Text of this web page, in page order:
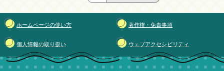
ホームページの使い方 著作権・免責事項
個人情報の取り扱い ウェブアクセシビリティ